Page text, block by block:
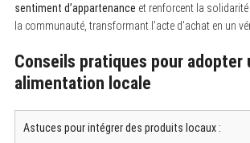
sentiment d’appartenance et renforcent la
la communauté, transformant l’acte d’achat en un
Conseils pratiques pour adopter
alimentation locale
Astuces pour intégrer des produits locaux :